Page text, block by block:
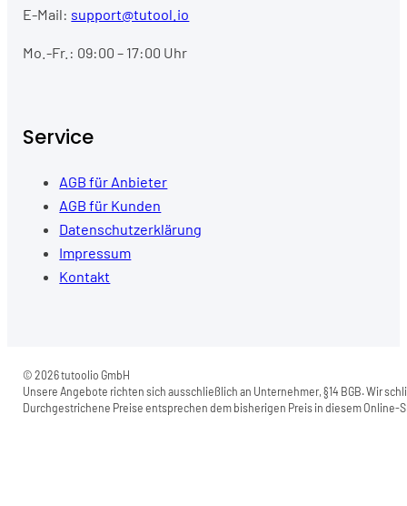
E-Mail: support@tutool.io
Mo.-Fr.: 09:00 – 17:00 Uhr
Service
AGB für Anbieter
AGB für Kunden
Datenschutzerklärung
Impressum
Kontakt
© 2026 tutoolio GmbH
Unsere Angebote richten sich ausschließlich an Unternehmer, §14 BGB. Wir
Durchgestrichene Preise entsprechen dem bisherigen Preis in diesem